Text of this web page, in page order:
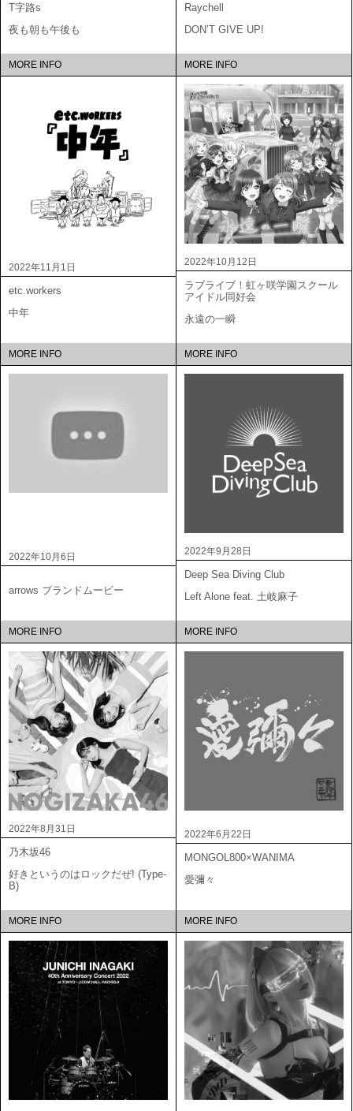
T字路s
夜も朝も午後も
MORE INFO
Raychell
DON’T GIVE UP!
MORE INFO
2022年11月1日
etc.workers
中年
MORE INFO
2022年10月12日
ラブライブ！虹ヶ咲学園スクール
アイドル同好会
永遠の一瞬
MORE INFO
2022年10月6日
arrows ブランドムービー
MORE INFO
2022年9月28日
Deep Sea Diving Club
Left Alone feat. 土岐麻子
MORE INFO
2022年8月31日
乃木坂46
好きというのはロックだぜ! (Type-
B)
MORE INFO
2022年6月22日
MONGOL800×WANIMA
愛彌々
MORE INFO